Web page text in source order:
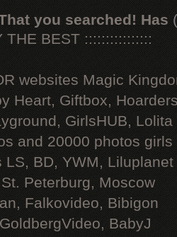
you searched! Has
THE BEST ::::::::::::::::
websites Magic
Heart, Giftbox,
GirlsHUB, Lolita
and 20000 photos
LS, BD, YWM, Liluplanet
Peterburg, Moscow
Falkovideo, Bibigon
BabyJ